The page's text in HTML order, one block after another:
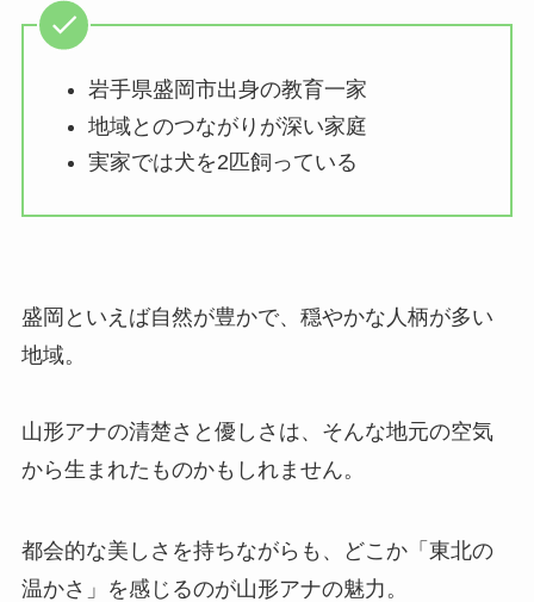
岩手県盛岡市出身の教育一家
地域とのつながりが深い家庭
実家では犬を2匹飼っている
盛岡といえば自然が豊かで、穏やかな人柄が多い
地域。
山形アナの清楚さと優しさは、そんな地元の空気
から生まれたものかもしれません。
都会的な美しさを持ちながらも、どこか「東北の
温かさ」を感じるのが山形アナの魅力。